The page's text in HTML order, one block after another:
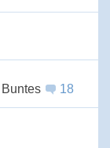
Buntes
18